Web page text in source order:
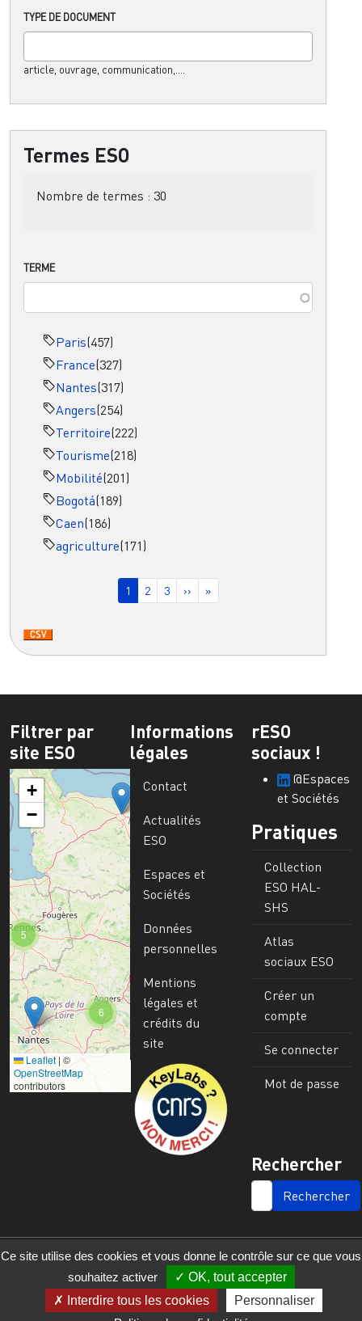
TYPE DE DOCUMENT
article, ouvrage, communication,....
Termes ESO
Nombre de termes : 30
TERME
Paris(457)
France(327)
Nantes(317)
Angers(254)
Territoire(222)
Tourisme(218)
Mobilité(201)
Bogotá(189)
Caen(186)
agriculture(171)
Page courante
1 Page
2 Page
3 Page suivante
›› Dernière page
»
Filtrer par
site ESO
6
5
+
−
Leaflet | ©
OpenStreetMap
contributors
Informations
légales
Contact
Actualités
ESO
Espaces et
Sociétés
Données
personnelles
Mentions
légales et
crédits du
site
Image
rESO
sociaux !
@Espaces
et Sociétés
Pratiques
Collection
ESO HAL-
SHS
Atlas
sociaux ESO
Créer un
compte
Se connecter
Mot de passe
Rechercher
SEARCH
Ce site utilise des cookies et vous donne le contrôle sur ce que vous
souhaitez activer
OK, tout accepter
Interdire tous les cookies
Personnaliser